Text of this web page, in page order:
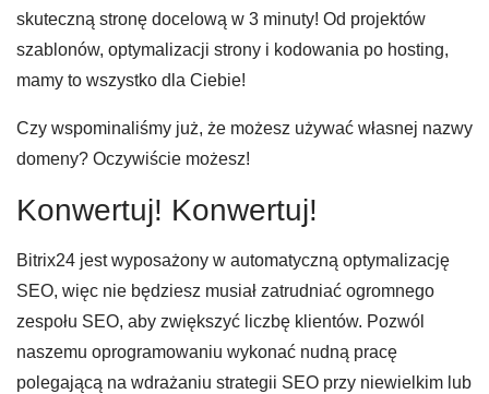
skuteczną stronę docelową w 3 minuty! Od projektów
szablonów, optymalizacji strony i kodowania po hosting,
mamy to wszystko dla Ciebie!
Czy wspominaliśmy już, że możesz używać własnej nazwy
domeny? Oczywiście możesz!
Konwertuj! Konwertuj!
Bitrix24 jest wyposażony w automatyczną optymalizację
SEO, więc nie będziesz musiał zatrudniać ogromnego
zespołu SEO, aby zwiększyć liczbę klientów. Pozwól
naszemu oprogramowaniu wykonać nudną pracę
polegającą na wdrażaniu strategii SEO przy niewielkim lub